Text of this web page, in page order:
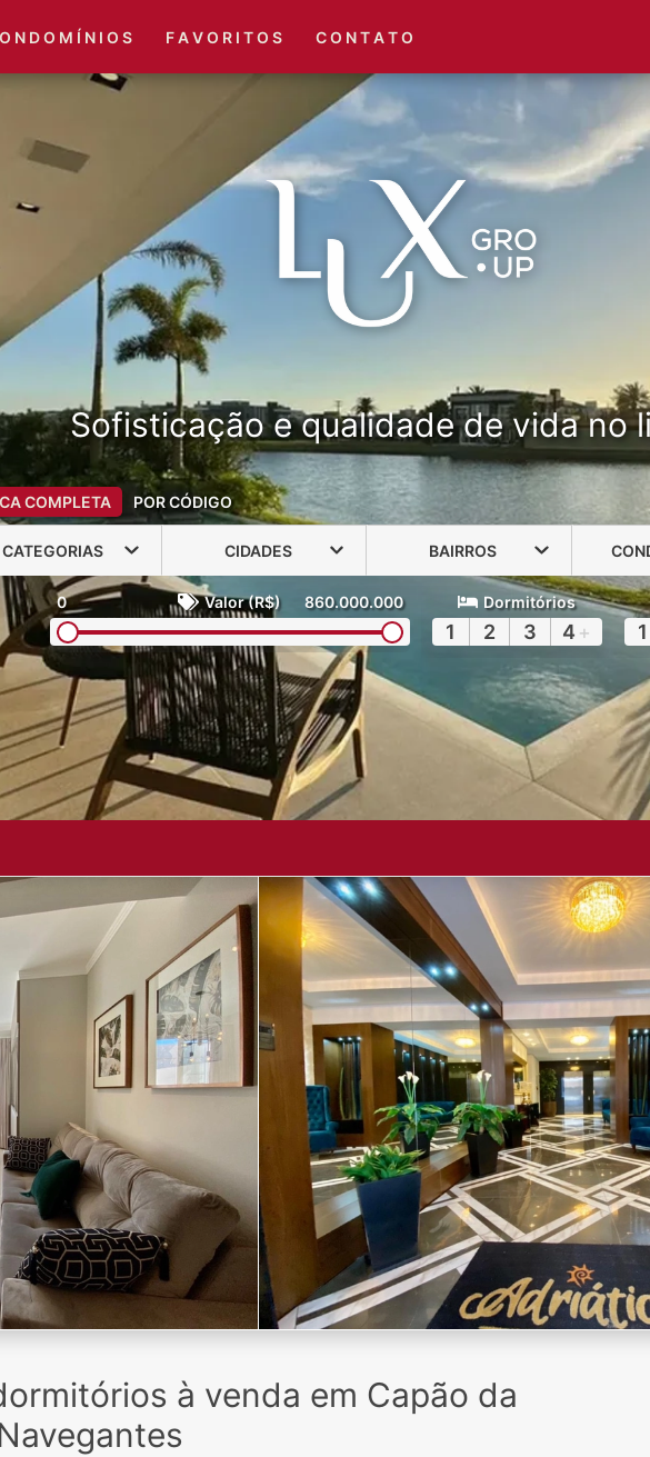
(51) 3416-6660
N D O M Í N I O S F A V O R I T O S C O N T A T O
Sofisticação e qualidade de vida no
COMPLETA POR CÓDIGO
CATEGORIAS CIDADES BAIRROS
0 Valor (R$) 860.000.000 Dormitórios
1 2 3 4 + 1
à venda em Capão da